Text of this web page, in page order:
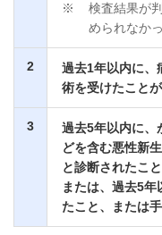
※
検査結果が
められなか
2
過去1年以内に、
術を受けたことが
3
過去5年以内に、
どを含む悪性新
と診断されたこ
または、過去5
たこと、または